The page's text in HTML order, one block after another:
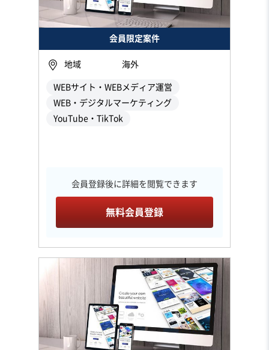
会員限定案件
地域 海外
WEBサイト・WEBメディア運営
WEB・デジタルマーケティング
YouTube・TikTok
会員登録後に詳細を閲覧できます
無料会員登録